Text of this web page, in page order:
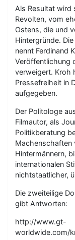
Als Resultat wird
Revolten, vom
Ostens, die und
Hintergründe.
nennt Ferdinand
Veröffentlichung
verweigert. Kroh
Pressefreiheit in
aufgegeben.
Der Politologe
Filmautor, als
Politikberatung
Machenschaften
Hintermännern,
internationalen
nichtstaatlicher,
Die zweiteilige
gibt Antworten:
http://www.gt-
worldwide.com/